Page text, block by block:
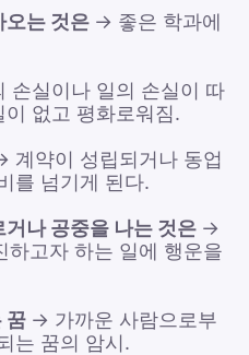
오는 것은 → 좋은 학과에
손실이나 일의 손실이 따
없고 평화로워짐.
계약이 성립되거나 동업
를 넘기게 된다.
나 공중을 나는 것은 →
하고자 하는 일에 행운을
꿈 → 가까운 사람으로부
는 꿈의 암시.